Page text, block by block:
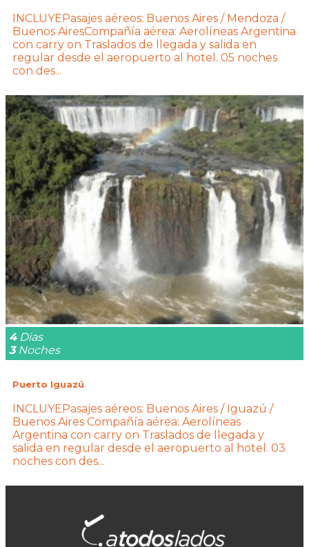
INCLUYEPasajes aéreos: Buenos Aires / Mendoza /
Buenos AiresCompañía aérea: Aerolíneas Argentina
con carry on Traslados de llegada y salida en
regular desde el aeropuerto al hotel. 05 noches
con des...
4Dias
3Noches
Puerto Iguazú
INCLUYEPasajes aéreos: Buenos Aires / Iguazú /
Buenos Aires Compañía aérea: Aerolíneas
Argentina con carry on Traslados de llegada y
salida en regular desde el aeropuerto al hotel. 03
noches con des...